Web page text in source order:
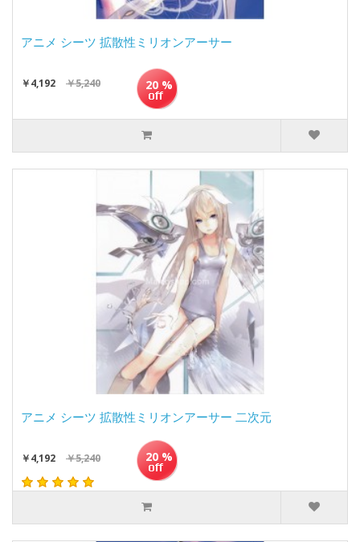
アニメ シーツ 拡散性ミリオンアーサー
￥4,192 ￥5,240 20 %
アニメ シーツ 拡散性ミリオンアーサー 二次元
￥4,192 ￥5,240 20 %